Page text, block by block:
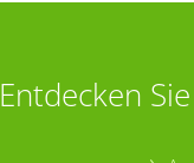
Entdecken